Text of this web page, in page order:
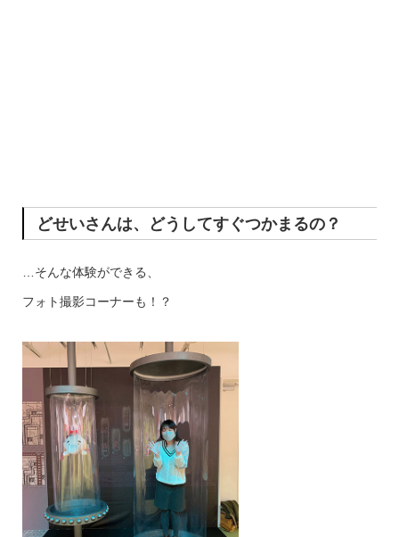
どせいさんは、どうしてすぐつかまるの？
…そんな体験ができる、
フォト撮影コーナーも！？